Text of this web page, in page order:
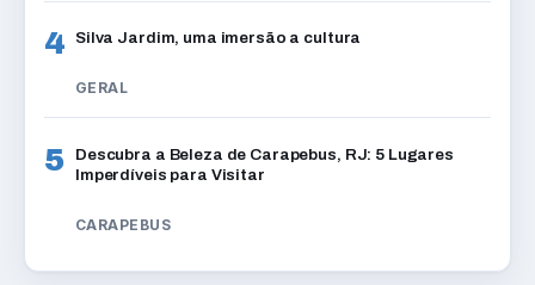
4 Silva Jardim, uma imersão a cultura
GERAL
5
Descubra a Beleza de Carapebus, RJ: 5 Lugares
Imperdíveis para Visitar
CARAPEBUS